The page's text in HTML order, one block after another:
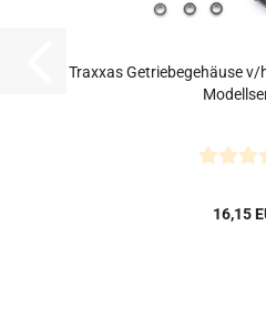
Traxxas Getriebegehäuse v/
16,15